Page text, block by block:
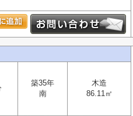
築35年
南
木造
86.11㎡